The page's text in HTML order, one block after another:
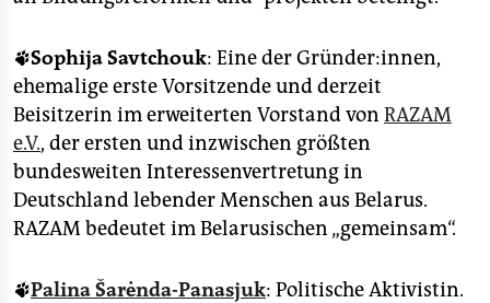
🐾Sophija Savtchouk: Eine der Gründer:innen,
ehemalige erste Vorsitzende und derzeit
Beisitzerin im erweiterten Vorstand von RAZAM
e.V., der ersten und inzwischen größten
bundesweiten Interessenvertretung in
Deutschland lebender Menschen aus Belarus.
RAZAM bedeutet im Belarusischen „gemeinsam“.
🐾Palina Šarėnda-Panasjuk: Politische Aktivistin.